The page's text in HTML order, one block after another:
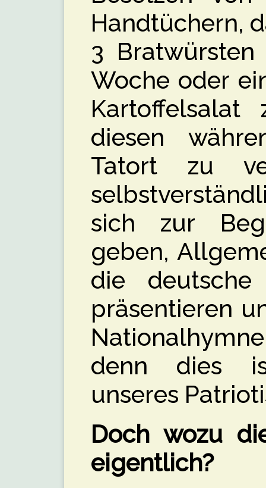
Handtüchern,
3
Woche oder
diesen
Tatort zu
sich zur
geben,
die
präsentieren
denn dies
unseres
Doch wozu
eigentlich?